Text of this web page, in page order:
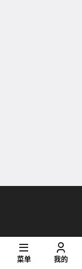
菜单 我的